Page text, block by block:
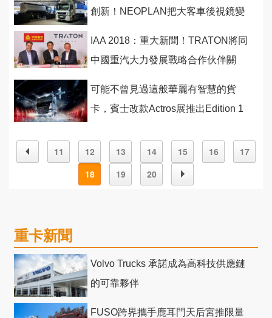
創新！NEOPLAN把大客車後視鏡變
IAA 2018：重大新聞！TRATON將同
中國重汽大力發展戰略合作伙伴關
可能不曾見過這般華麗有智慧的貨
卡，賓士改款Actros展推出Edition 1
11 12 13 14 15 16
17
18
19 20
重卡新聞
Volvo Trucks 承諾成為高科技供應鏈
的可靠夥伴
FUSO跨界攜手鹿耳門天后宮推限量